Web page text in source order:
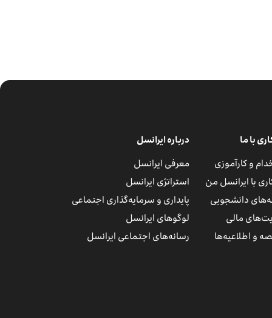
با ما
و کارآموزی
با ایرانسل من
دانشجویی
مالی
و اطلاعیه‌ها
درباره ایرانسل
معرفی ایرانسل
استراتژی ایرانسل
پایداری و سرمایه‌گذاری اجتماعی
لوگوهای ایرانسل
رسانه‌های اجتماعی ایرانسل